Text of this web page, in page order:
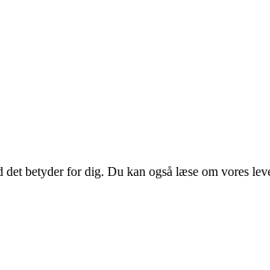
betyder for dig. Du kan også læse om vores